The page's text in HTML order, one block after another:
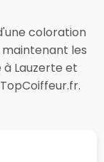
coloration
maintenant les
à Lauzerte et